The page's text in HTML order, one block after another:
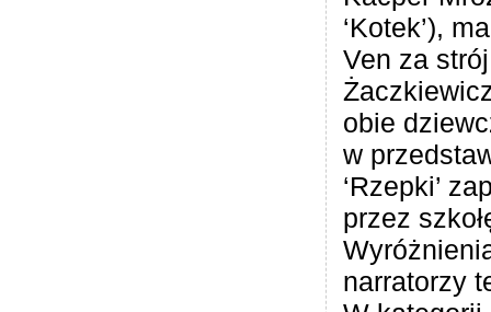
‘Kotek’),
Ven za strój
obie
w
‘Rzepki’
przez
narratorzy